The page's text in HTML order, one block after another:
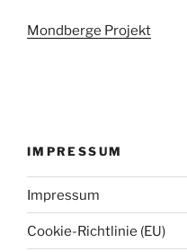
Mondberge Projekt
IMPRESSUM
Impressum
Cookie-Richtlinie (EU)